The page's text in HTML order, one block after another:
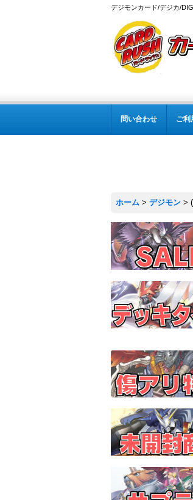
デジモンカード/デジカ/
問い合わせ ご利
ホーム > デジモン >